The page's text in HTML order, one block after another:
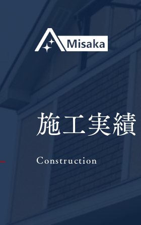
Construction
施工実績